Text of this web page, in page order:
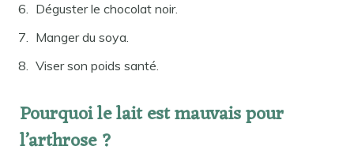
Déguster le chocolat noir.
Manger du soya.
Viser son poids santé.
Pourquoi le lait est mauvais pour
l’arthrose ?